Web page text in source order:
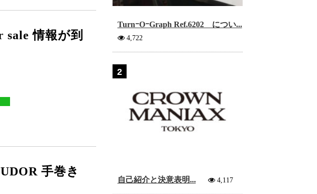
情報が到
手巻き
TurnｰOｰGraph Ref.6202 につい...
4,722
2
自己紹介と決意表明... 4,117